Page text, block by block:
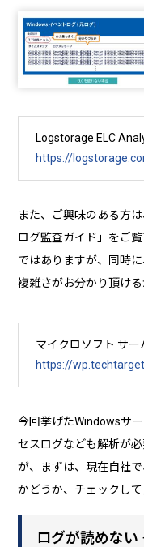
Logstorage ELC
https://
また、ご興味のある方
ログ監査ガイド」をご
ではありますが、同時
複雑さがお分かり頂ける
マイクロソフト サ
https://
今回挙げたWindowsサ
セスログなども解析が
が、まずは、現在自社
かどうか、チェックして
ログが読めない